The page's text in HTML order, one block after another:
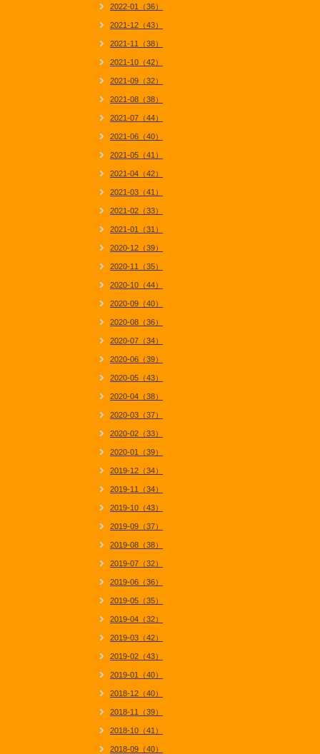
2022-01（36）
2021-12（43）
2021-11（38）
2021-10（42）
2021-09（32）
2021-08（38）
2021-07（44）
2021-06（40）
2021-05（41）
2021-04（42）
2021-03（41）
2021-02（33）
2021-01（31）
2020-12（39）
2020-11（35）
2020-10（44）
2020-09（40）
2020-08（36）
2020-07（34）
2020-06（39）
2020-05（43）
2020-04（38）
2020-03（37）
2020-02（33）
2020-01（39）
2019-12（34）
2019-11（34）
2019-10（43）
2019-09（37）
2019-08（38）
2019-07（32）
2019-06（36）
2019-05（35）
2019-04（32）
2019-03（42）
2019-02（43）
2019-01（40）
2018-12（40）
2018-11（39）
2018-10（41）
2018-09（40）